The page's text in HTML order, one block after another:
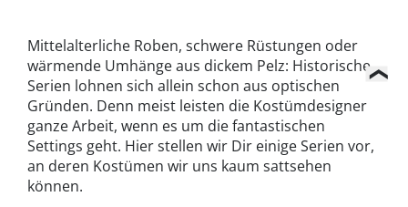
Mittelalterliche Roben, schwere Rüstungen oder
wärmende Umhänge aus dickem Pelz: Historische
Serien lohnen sich allein schon aus optischen
Gründen. Denn meist leisten die Kostümdesigner
ganze Arbeit, wenn es um die fantastischen
Settings geht. Hier stellen wir Dir einige Serien vor,
an deren Kostümen wir uns kaum sattsehen
können.